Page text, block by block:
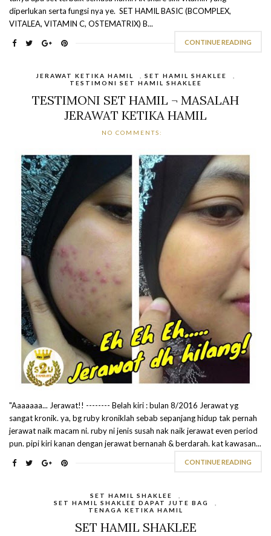
diperlukan serta fungsi nya ye. SET HAMIL BASIC (BCOMPLEX,
VITALEA, VITAMIN C, OSTEMATRIX) B...
CONTINUE READING
JERAWAT KETIKA HAMIL , SET HAMIL SHAKLEE
,
TESTIMONI SET HAMIL SHAKLEE
TESTIMONI SET HAMIL ¬ MASALAH
JERAWAT KETIKA HAMIL
NO COMMENTS:
"Aaaaaaa... Jerawat!! -------- Belah kiri : bulan 8/2016 Jerawat yg
sangat kronik. ya, bg ruby kroniklah sebab sepanjang hidup tak pernah
jerawat naik macam ni. ruby ni jenis susah nak naik jerawat even period
pun. pipi kiri kanan dengan jerawat bernanah & berdarah. kat kawasan...
CONTINUE READING
SET HAMIL SHAKLEE
,
SET HAMIL SHAKLEE DAPAT JUTE BAG
,
TENAGA KETIKA HAMIL
SET HAMIL SHAKLEE